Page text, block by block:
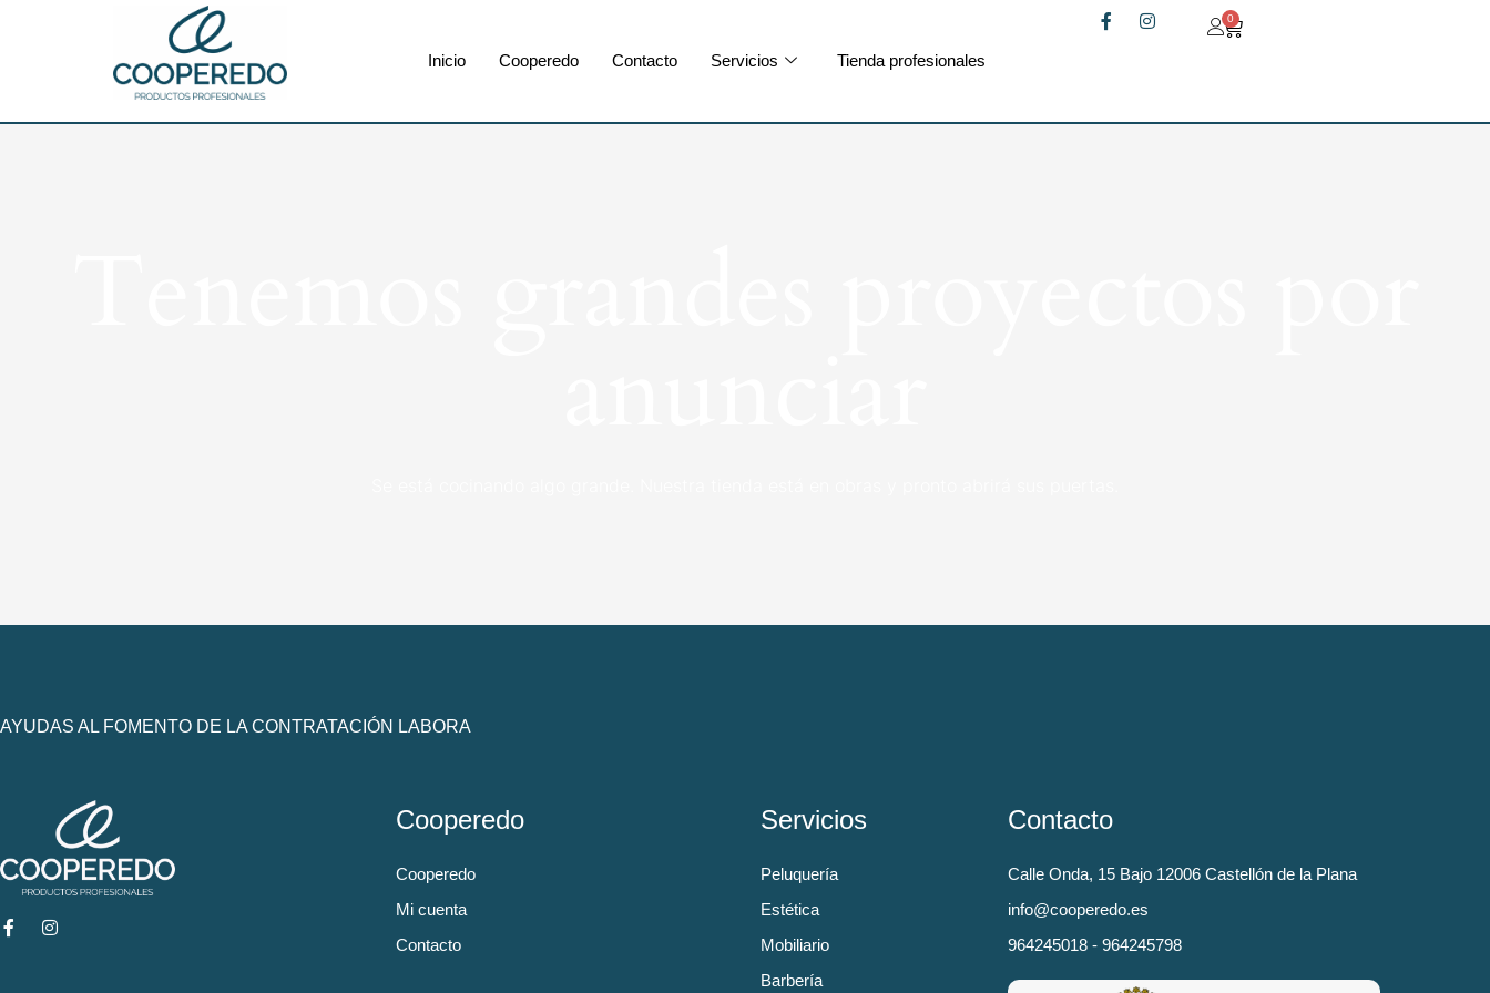
Inicio Cooperedo Contacto Servicios Tienda profesionales
0
AYUDAS AL FOMENTO DE LA CONTRATACIÓN LABORA
Cooperedo
Cooperedo
Mi cuenta
Contacto
Servicios
Peluquería
Estética
Mobiliario
Barbería
Contacto
Calle Onda, 15 Bajo 12006 Castellón de la Plana
info@cooperedo.es
964245018 - 964245798